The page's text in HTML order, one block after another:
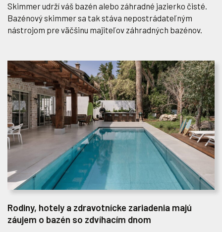
Skimmer udrží váš bazén alebo záhradné jazierko čisté.
Bazénový skimmer sa tak stáva nepostrádateľným
nástrojom pre väčšinu majiteľov záhradných bazénov.
Rodiny, hotely a zdravotnícke zariadenia majú
záujem o bazén so zdvíhacím dnom